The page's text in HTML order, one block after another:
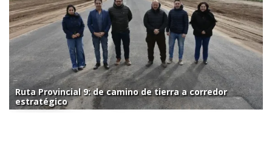
Ruta Provincial 9: de camino de tierra a corredor
estratégico